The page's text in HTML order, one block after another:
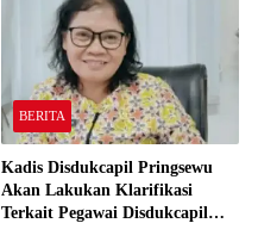
BERITA
Kadis Disdukcapil Pringsewu
Akan Lakukan Klarifikasi
Terkait Pegawai Disdukcapil